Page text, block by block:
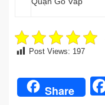
Post Views: 197
Share